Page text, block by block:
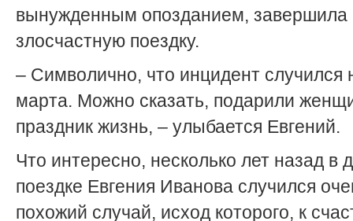
вынужденным опозданием, завершила
злосчастную поездку.
– Символично, что инцидент случился
марта. Можно сказать, подарили
праздник жизнь, – улыбается Евгений.
Что интересно, несколько лет назад в
поездке Евгения Иванова случился
похожий случай, исход которого, к